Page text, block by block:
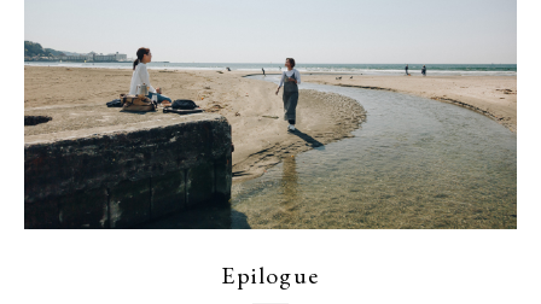
Epilogue